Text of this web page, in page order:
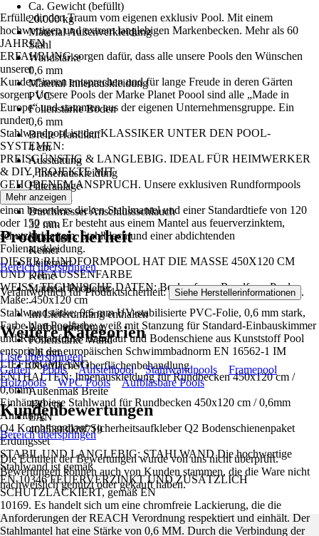
Ca. Gewicht (befüllt)
20.000 kg
Material Außenverkleidung
Stahl
Wandstärke
0,6 mm
Material Innenauskleidung
PVC
Folienstärke Boden
0,6 mm
Breite Handlauf
4 cm
Ausstattung
-, Innenauskleidung
Filteranlage
Keine
Durchmesser Anschlussschlauch
32 mm
Skimmer
Keiner
Leiternart
Keine
Material Poolleiter
-
Im Lieferumfang enthalten
Aufbauanleitung
Folienstärke Wand
0,6 mm
Oberfläche/Oberflächenbehandlung
-
Außenmaß Breite
420 cm
EAN
4035393028719
Erfülle dir den Traum vom eigenen exklusiv Pool. Mit einem
hochwertigen und extrem langlebigen Markenbecken. Mehr als 60
JAHREN
ERFAHRUNG sorgen dafür, dass alle unsere Pools den Wünschen
unserer
Kunden*innen entsprechen und für lange Freude in deren Gärten
sorgen. Unsere Pools der Marke Planet Poool sind alle „Made in
Europe“ und stammen aus der eigenen Unternehmensgruppe. Ein
runder
Stahlwandpool ist der KLASSIKER UNTER DEN POOL-
SYSTEMEN:
PREISGÜNSTIG & LANGLEBIG. IDEAL FÜR HEIMWERKER
& DIY PROJEKTE MIT
GEHOBENEM ANSPRUCH. Unsere exklusiven Rundformpools
bestechen durch
einen besonders dicken Stahlmantel und einer Standardtiefe von 120
oder 150 cm. Er besteht aus einem Mantel aus feuerverzinktem,
schutzlackiertem, Stahlblech und einer abdichtenden
Folienauskleidung.
DIESER RUNDFORMPOOL HAT DIE MASSE 450X120 CM
UND DIE AUSSENFARBE
WEISS. TECHNISCHE DATEN: Beckenform: Rundform Pool-
Maße: 450x120 cm
Stahlwandstärke: 0,6 mm UV-stabilisierte PVC-Folie, 0,6 mm stark,
Farbe blau Poolfarbe: weiß mit Stanzung für Standard-Einbauskimmer
und Rücklaufdüse Handlauf und Bodenschiene aus Kunststoff Pool
entspricht der europäischen Schwimmbadnorm EN 16562-1 IM
LIEFERUMFANG
ENTHALTEN: Innenauskleidung für Rundbecken 450x120 cm /
0,6mm
Einhängebiese Stahlwand für Rundbecken 450x120 cm / 0,6mm
Anleitung
Q4 Kombihandlauf Sicherheitsaufkleber Q2 Bodenschienenpaket
Erdungsset
STABIL UND LANGLEBIG: STAHLWAND Die hochwertige
Stahlwand ist gemäß
EN 10346 FEUERVERZINKT UND ZUSÄTZLICH
SCHUTZLACKIERT, gemäß EN
10169. Es handelt sich um eine chromfreie Lackierung, die die
Anforderungen der REACH Verordnung respektiert und einhält. Der
Stahlmantel hat eine Stärke von 0,6 MM. Durch die Verbindung der
Mehr anzeigen
Produktsicherheit
Bereich überspringen
Verantwortlich für Produktsicherheit: Siehe Herstellerinformationen .
Weitere Kategorien
Liste überspringen
Garten
Pools Aufstellpool Stahlwandpools
Framepool
Holzpools
WPC Pools Aufblasbare Pools
Kundenbewertungen
Bereich überspringen
Die Echtheit der Bewertungen wurde von uns nicht überprüft.
Bewertungen können auch von Kunden stammen, die die Ware nicht
nachweislich genutzt oder gekauft haben.